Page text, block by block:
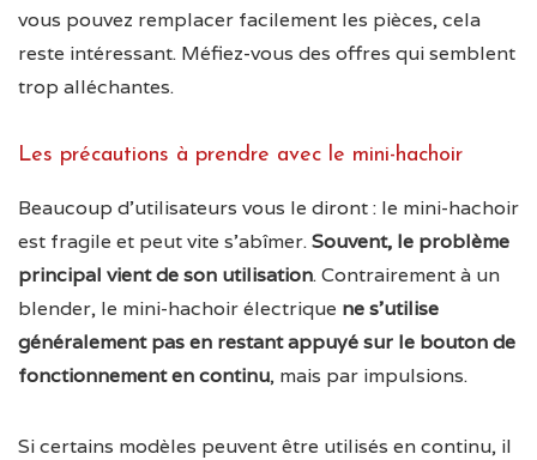
vous pouvez remplacer facilement les pièces, cela
reste intéressant. Méfiez-vous des offres qui semblent
trop alléchantes.
Les précautions à prendre avec le mini-hachoir
Beaucoup d’utilisateurs vous le diront : le mini-hachoir
est fragile et peut vite s’abîmer.Souvent, le problème
principal vient de son utilisation. Contrairement à un
blender, le mini-hachoir électrique ne s’utilise
généralement pas en restant appuyé sur le bouton de
fonctionnement en continu, mais par impulsions.
Si certains modèles peuvent être utilisés en continu, il